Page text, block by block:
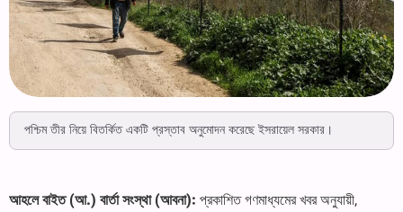
পশ্চিম তীর নিয়ে বিতর্কিত একটি প্রস্তাব অনুমোদন করেছে ইসরায়েল সরকার।
আহলে বাইত (আ.) বার্তা সংস্থা (আবনা): প্রকাশিত গণমাধ্যমের খবর অনুযায়ী,